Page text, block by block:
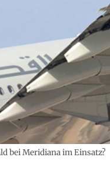
bei Meridiana im Einsatz?